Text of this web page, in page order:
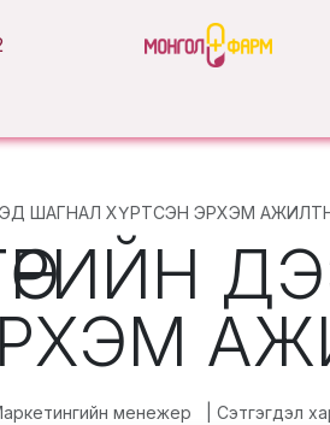
ШАГНАЛ ХҮРТСЭН ЭРХЭМ
менежер | Сэтгэгдэл